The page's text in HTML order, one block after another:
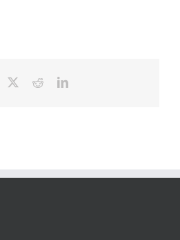
RedditLinkedIn